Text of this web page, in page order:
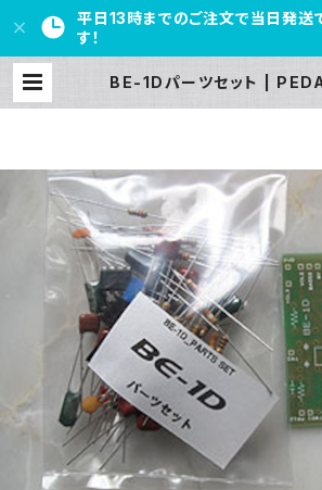
平日13時までのご注文で当日発送
す！
BE-1Dパーツセット |